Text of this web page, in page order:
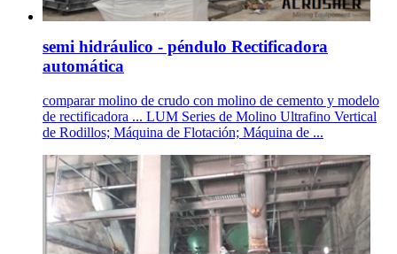
semi hidráulico - péndulo Rectificadora
automática
comparar molino de crudo con molino de cemento y modelo
de rectificadora ... LUM Series de Molino Ultrafino Vertical
de Rodillos; Máquina de Flotación; Máquina de ...